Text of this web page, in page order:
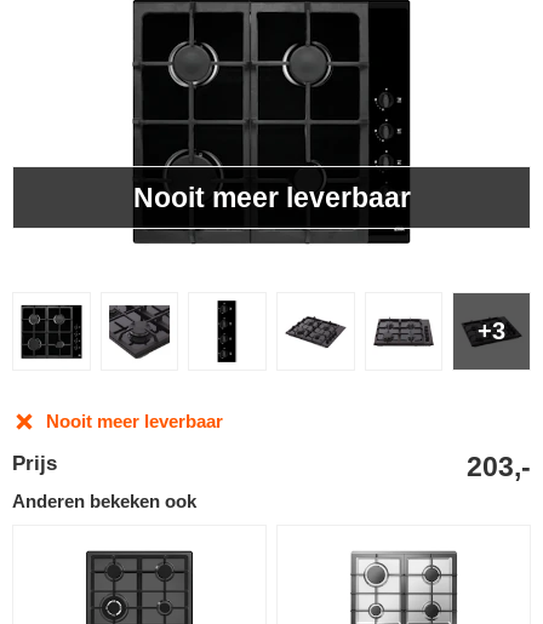
+3
Nooit meer leverbaar
Nooit meer leverbaar
Prijs 203,-
Anderen bekeken ook